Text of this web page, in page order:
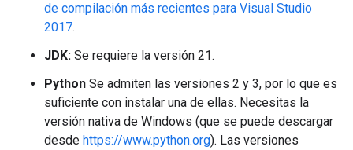
de compilación más recientes para Visual Studio
2017.
JDK: Se requiere la versión 21.
Python Se admiten las versiones 2 y 3, por lo que es
suficiente con instalar una de ellas. Necesitas la
versión nativa de Windows (que se puede descargar
desde https://www.python.org). Las versiones